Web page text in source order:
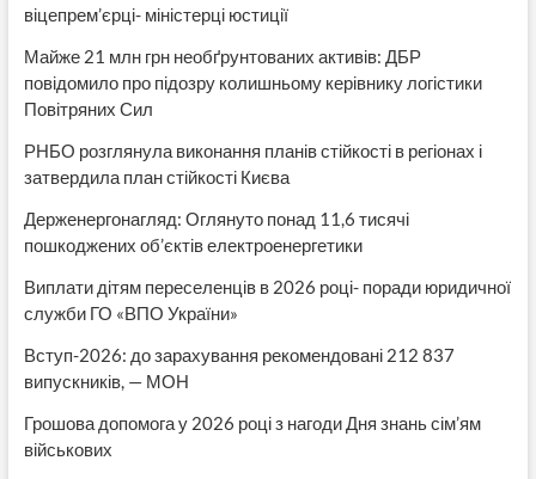
віцепрем’єрці- міністерці юстиції
Майже 21 млн грн необґрунтованих активів: ДБР
повідомило про підозру колишньому керівнику логістики
Повітряних Сил
РНБО розглянула виконання планів стійкості в регіонах і
затвердила план стійкості Києва
Держенергонагляд: Оглянуто понад 11,6 тисячі
пошкоджених об’єктів електроенергетики
Виплати дітям переселенців в 2026 році- поради юридичної
служби ГО «ВПО України»
Вступ-2026: до зарахування рекомендовані 212 837
випускників, — МОН
Грошова допомога у 2026 році з нагоди Дня знань сім’ям
військових